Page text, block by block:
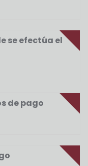
se efectúa el
de pago